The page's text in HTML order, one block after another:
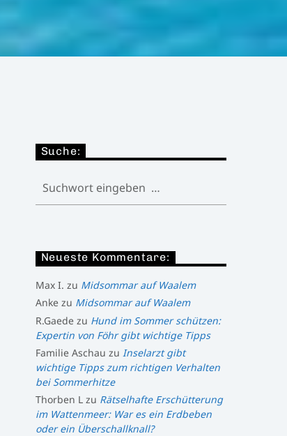
Suche:
Neueste Kommentare:
Max I. zu Midsommar auf Waalem
Ankezu Midsommar auf Waalem
R.Gaedezu Hund im Sommer schützen:
Expertin von Föhr gibt wichtige Tipps
Familie Aschau zu Inselarzt gibt
wichtige Tipps zum richtigen Verhalten
bei Sommerhitze
Thorben Lzu Rätselhafte Erschütterung
im Wattenmeer: War es ein Erdbeben
oder ein Überschallknall?